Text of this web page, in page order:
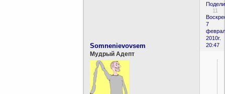
11
7
2010г.
20:47
Somnenievovsem
Мудрый Адепт